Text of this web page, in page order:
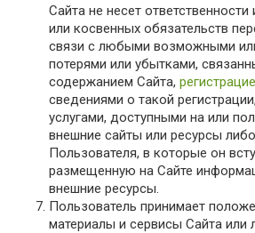
Сайта не несет
или косвенных обязательств
связи с любыми возможными
потерями или убытками,
содержанием Сайта,
сведениями о такой
услугами, доступными на или
внешние сайты или ресурсы
Пользователя, в которые он
размещенную на Сайте
внешние ресурсы.
Пользователь принимает
материалы и сервисы Сайта или